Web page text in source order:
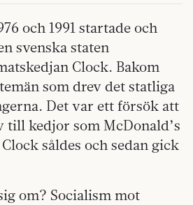
och 1991 startade och
svenska staten
Clock. Bakom
som drev det statliga
Det var ett försök att
till kedjor som McDonald’s
såldes och sedan gick
om? Socialism mot